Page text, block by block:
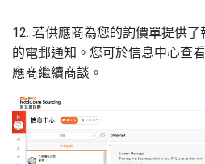
12. 若供應商為您的詢價單提供
的電郵通知。您可於信息中心查
應商繼續商談。